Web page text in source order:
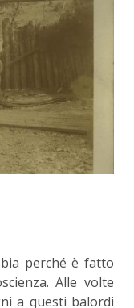
perché è fatto
Alle volte
a questi balordi